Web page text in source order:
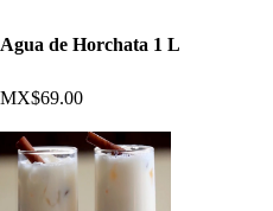
Agua de Horchata 1 L
MX$69.00